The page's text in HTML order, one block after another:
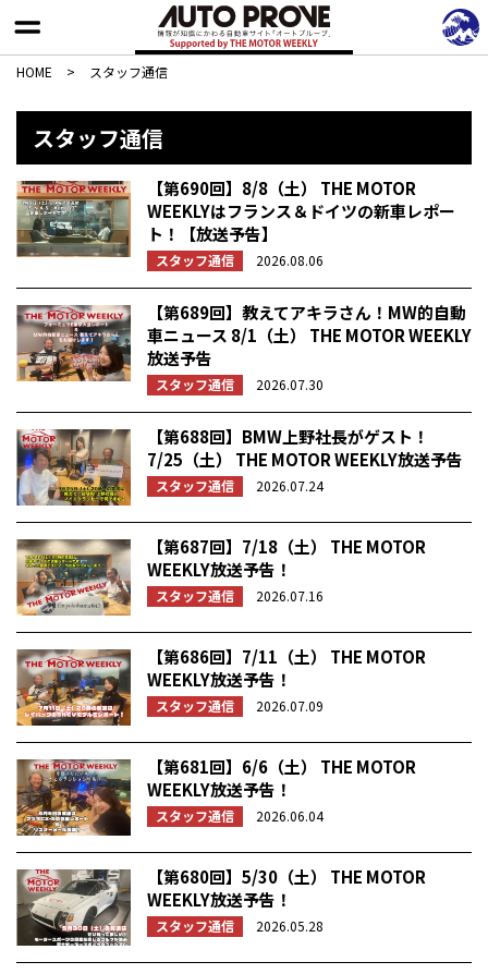
HOME > スタッフ通信
スタッフ通信
【第690回】8/8（土） THE MOTOR
WEEKLYはフランス＆ドイツの新車レポー
ト！【放送予告】
スタッフ通信 2026.08.06
【第689回】教えてアキラさん！MW的自動
車ニュース 8/1（土） THE MOTOR WEEKLY
放送予告
スタッフ通信 2026.07.30
【第688回】BMW上野社長がゲスト！
7/25（土） THE MOTOR WEEKLY放送予告
スタッフ通信 2026.07.24
【第687回】7/18（土） THE MOTOR
WEEKLY放送予告！
スタッフ通信 2026.07.16
【第686回】7/11（土） THE MOTOR
WEEKLY放送予告！
スタッフ通信 2026.07.09
【第681回】6/6（土） THE MOTOR
WEEKLY放送予告！
スタッフ通信 2026.06.04
【第680回】5/30（土） THE MOTOR
WEEKLY放送予告！
スタッフ通信 2026.05.28